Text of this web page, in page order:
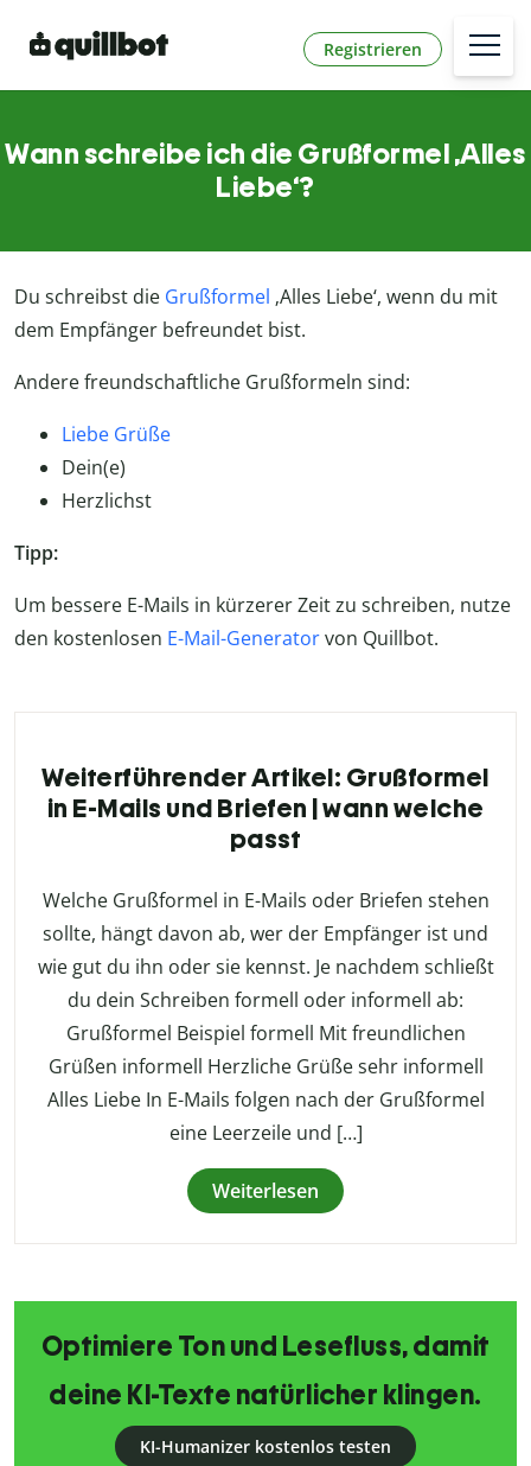
Registrieren
Wann schreibe ich die Grußformel ‚Alles
Liebe‘?
Du schreibst die Grußformel ‚Alles Liebe‘, wenn du mit
dem Empfänger befreundet bist.
Andere freundschaftliche Grußformeln sind:
Liebe Grüße
Dein(e)
Herzlichst
Tipp:
Um bessere E-Mails in kürzerer Zeit zu schreiben, nutze
den kostenlosen E-Mail-Generatorvon Quillbot.
Weiterführender Artikel: Grußformel
in E-Mails und Briefen | wann welche
passt
Welche Grußformel in E-Mails oder Briefen stehen
sollte, hängt davon ab, wer der Empfänger ist und
wie gut du ihn oder sie kennst. Je nachdem schließt
du dein Schreiben formell oder informell ab:
Grußformel Beispiel formell Mit freundlichen
Grüßen informell Herzliche Grüße sehr informell
Alles Liebe In E-Mails folgen nach der Grußformel
eine Leerzeile und […]
Weiterlesen
Optimiere Ton und Lesefluss, damit
deine KI-Texte natürlicher klingen.
KI-Humanizer kostenlos testen